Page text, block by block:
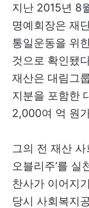
지난 2015년 8
명예회장은 재
통일운동을 위
것으로 확인됐
재산은 대림그
지분을 포함한
2,000여 억 원
그의 전 재산
오블리주’를
찬사가 이어지
당시 사회복지